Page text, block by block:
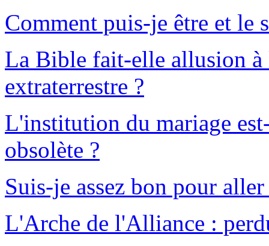
Comment puis-je être et le
La Bible fait-elle allusion à
extraterrestre ?
L'institution du mariage
obsolète ?
Suis-je assez bon pour
L'Arche de l'Alliance :